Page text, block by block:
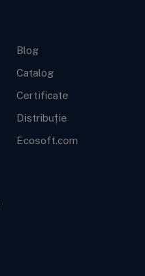
Blog
Catalog
Certificate
Distribuție
Ecosoft.com